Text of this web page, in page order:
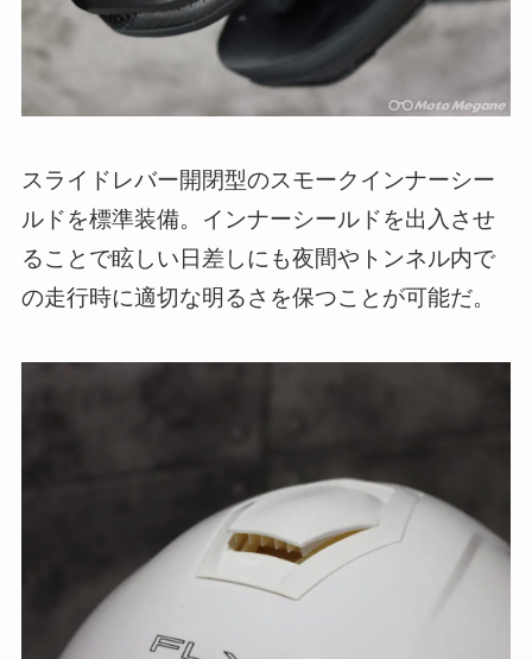
スライドレバー開閉型のスモークインナーシー
ルドを標準装備。インナーシールドを出入させ
ることで眩しい日差しにも夜間やトンネル内で
の走行時に適切な明るさを保つことが可能だ。